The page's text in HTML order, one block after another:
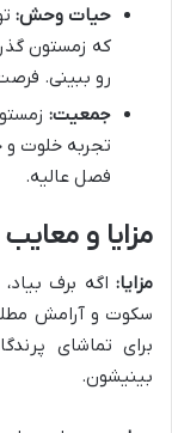
حیات وحش:
که زمستون
رو ببینی.
جمعیت:
تجربه خلوت و
فصل عالیه.
مزایا و
مزایا: اگه برف
سکوت و آرامش
برای تماشای
بینیشون.